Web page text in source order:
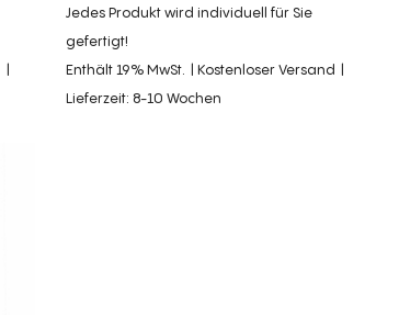
Jedes Produkt wird individuell für Sie
gefertigt!
Enthält 19% MwSt.
Kostenloser Versand
Lieferzeit: 8-10 Wochen